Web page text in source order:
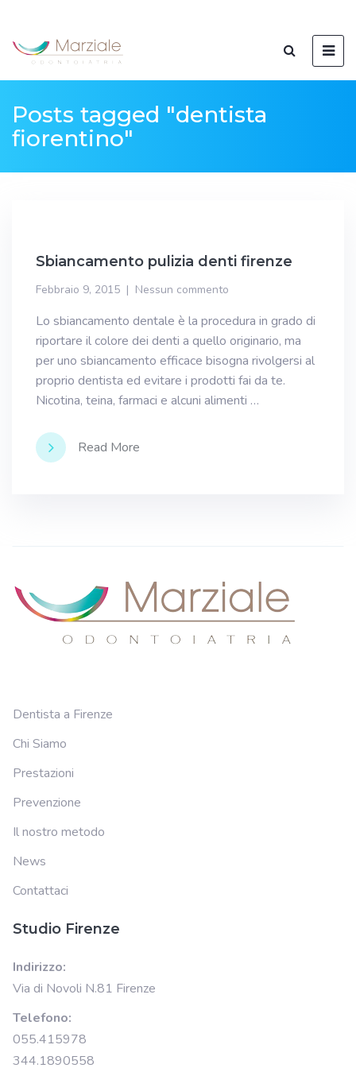
Posts tagged "dentista
fiorentino"
Sbiancamento pulizia denti firenze
Febbraio 9, 2015 Nessun commento
Lo sbiancamento dentale è la procedura in grado di
riportare il colore dei denti a quello originario, ma
per uno sbiancamento efficace bisogna rivolgersi al
proprio dentista ed evitare i prodotti fai da te.
Nicotina, teina, farmaci e alcuni alimenti …
Read More
Dentista a Firenze
Chi Siamo
Prestazioni
Prevenzione
Il nostro metodo
News
Contattaci
Studio Firenze
Indirizzo:
Via di Novoli N.81 Firenze
Telefono:
055.415978
344.1890558